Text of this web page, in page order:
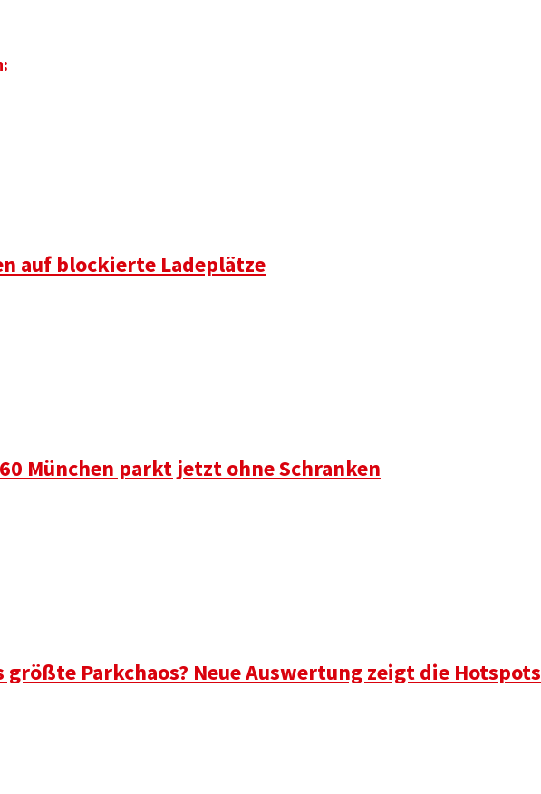
auf blockierte Ladeplätze
München parkt jetzt ohne Schranken
Parkchaos? Neue Auswertung zeigt die Hotspots